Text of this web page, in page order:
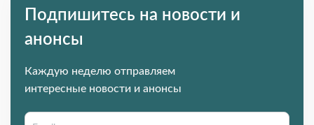
Подпишитесь на новости и
анонсы
Каждую неделю отправляем
интересные новости и анонсы